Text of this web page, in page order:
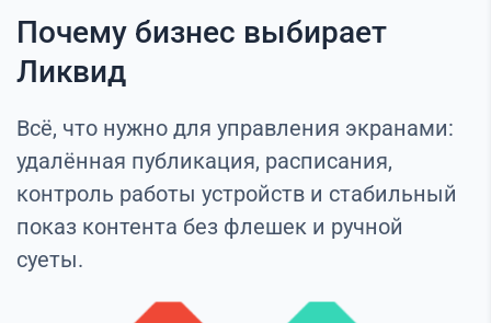
Почему бизнес выбирает
Ликвид
Всё, что нужно для управления экранами:
удалённая публикация, расписания,
контроль работы устройств и стабильный
показ контента без флешек и ручной
суеты.